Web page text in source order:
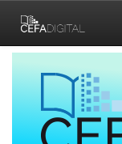
navigation